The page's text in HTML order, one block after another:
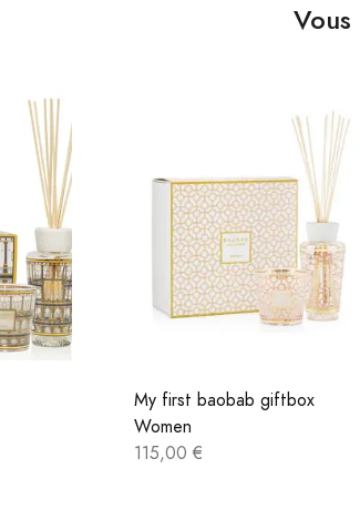
Vous
My first baobab giftbox
Women
115,00 €